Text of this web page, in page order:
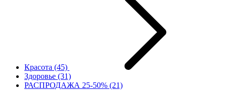
Красота (45)
Здоровье (31)
РАСПРОДАЖА 25-50% (21)